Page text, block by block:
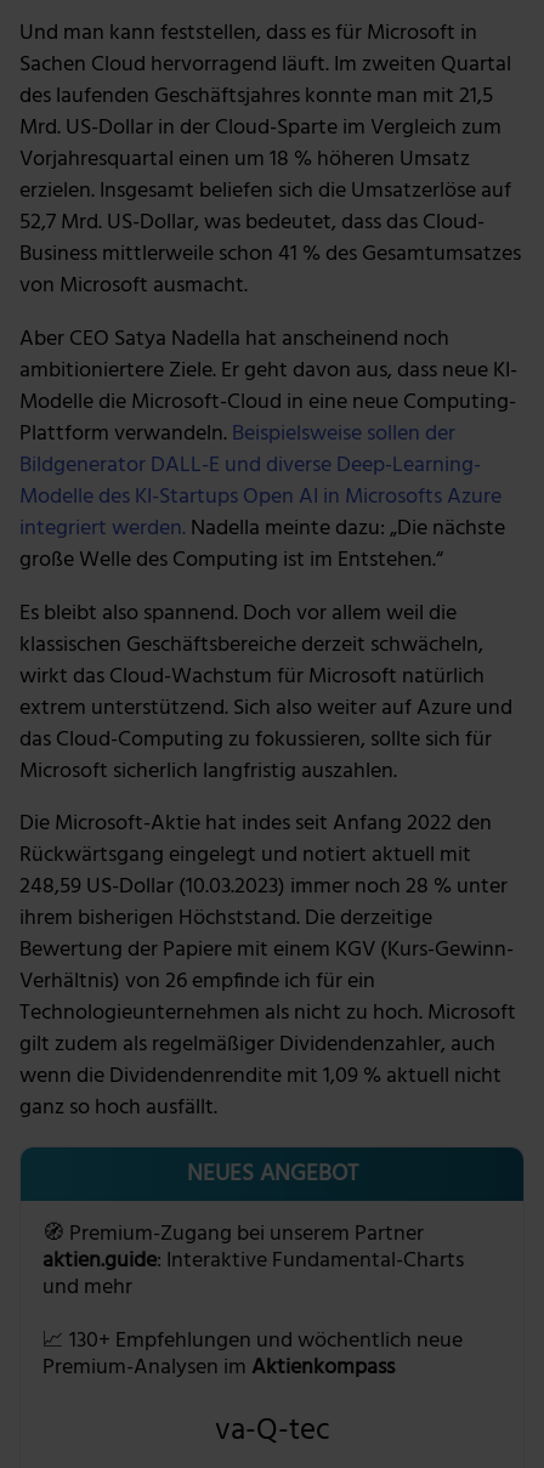
Und man kann feststellen, dass es für Microsoft in
Sachen Cloud hervorragend läuft. Im zweiten Quartal
des laufenden Geschäftsjahres konnte man mit 21,5
Mrd. US-Dollar in der Cloud-Sparte im Vergleich zum
Vorjahresquartal einen um 18 % höheren Umsatz
erzielen. Insgesamt beliefen sich die Umsatzerlöse auf
52,7 Mrd. US-Dollar, was bedeutet, dass das Cloud-
Business mittlerweile schon 41 % des Gesamtumsatzes
von Microsoft ausmacht.
Aber CEO Satya Nadella hat anscheinend noch
ambitioniertere Ziele. Er geht davon aus, dass neue KI-
Modelle die Microsoft-Cloud in eine neue Computing-
Plattform verwandeln.Beispielsweise sollen der
Bildgenerator DALL-E und diverse Deep-Learning-
Modelle des KI-Startups Open AI in Microsofts Azure
integriert werden. Nadella meinte dazu: „Die nächste
große Welle des Computing ist im Entstehen.“
Es bleibt also spannend. Doch vor allem weil die
klassischen Geschäftsbereiche derzeit schwächeln,
wirkt das Cloud-Wachstum für Microsoft natürlich
extrem unterstützend. Sich also weiter auf Azure und
das Cloud-Computing zu fokussieren, sollte sich für
Microsoft sicherlich langfristig auszahlen.
Die Microsoft-Aktie hat indes seit Anfang 2022 den
Rückwärtsgang eingelegt und notiert aktuell mit
248,59 US-Dollar (10.03.2023) immer noch 28 % unter
ihrem bisherigen Höchststand. Die derzeitige
Bewertung der Papiere mit einem KGV (Kurs-Gewinn-
Verhältnis) von 26 empfinde ich für ein
Technologieunternehmen als nicht zu hoch. Microsoft
gilt zudem als regelmäßiger Dividendenzahler, auch
wenn die Dividendenrendite mit 1,09 % aktuell nicht
ganz so hoch ausfällt.
NEUES ANGEBOT
🧭 Premium-Zugang bei unserem Partner
aktien.guide: Interaktive Fundamental-Charts
und mehr
📈 130+ Empfehlungen und wöchentlich neue
Premium-Analysen im Aktienkompass
va-Q-tec